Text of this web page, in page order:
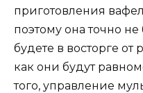
приготовления
поэтому она точно
будете в восторге от
как они будут
того, управление